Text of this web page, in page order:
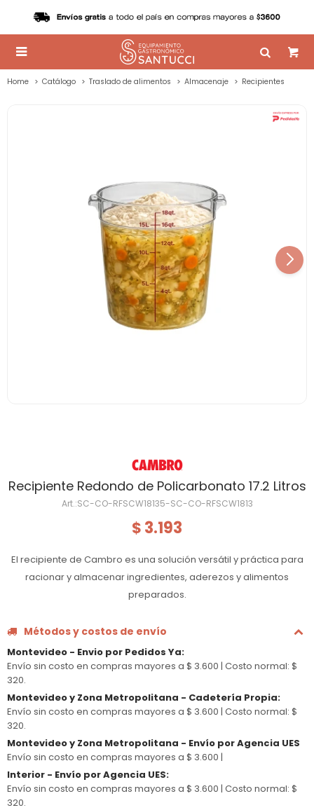

Home Catálogo Traslado de alimentos Almacenaje Recipientes
Recipiente Redondo de Policarbonato 17.2 Litros
SC-CO-RFSCW18135-SC-CO-RFSCW1813
$ 3.193
El recipiente de Cambro es una solución versátil y práctica para
racionar y almacenar ingredientes, aderezos y alimentos
preparados.
Métodos y costos de envío
Montevideo - Envio por Pedidos Ya:
Envío sin costo en compras mayores a $ 3.600 | Costo normal: $
320.
Montevideo y Zona Metropolitana - Cadetería Propia:
Envío sin costo en compras mayores a $ 3.600 | Costo normal: $
320.
Montevideo y Zona Metropolitana - Envío por Agencia UES
Envío sin costo en compras mayores a $ 3.600 |
Interior - Envío por Agencia UES:
Envío sin costo en compras mayores a $ 3.600 | Costo normal: $
320.